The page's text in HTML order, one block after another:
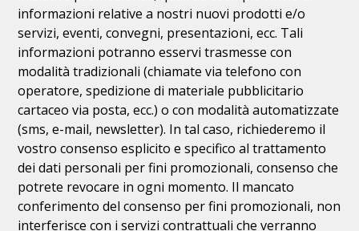
informazioni relative a nostri nuovi prodotti e/o
servizi, eventi, convegni, presentazioni, ecc. Tali
informazioni potranno esservi trasmesse con
modalità tradizionali (chiamate via telefono con
operatore, spedizione di materiale pubblicitario
cartaceo via posta, ecc.) o con modalità automatizzate
(sms, e-mail, newsletter). In tal caso, richiederemo il
vostro consenso esplicito e specifico al trattamento
dei dati personali per fini promozionali, consenso che
potrete revocare in ogni momento. Il mancato
conferimento del consenso per fini promozionali, non
interferisce con i servizi contrattuali che verranno